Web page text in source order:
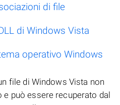
di file
di Windows Vista
operativo Windows
file di Windows Vista non
può essere recuperato dal